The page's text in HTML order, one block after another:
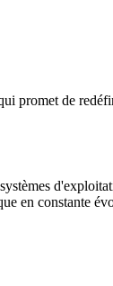
promet de
en constante